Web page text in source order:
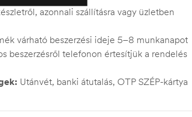
azonnali szállításra vagy üzletben
várható beszerzési ideje 5–8 munkanapot
beszerzésről telefonon értesítjük a rendelés
Utánvét, banki átutalás, OTP SZÉP-kártya